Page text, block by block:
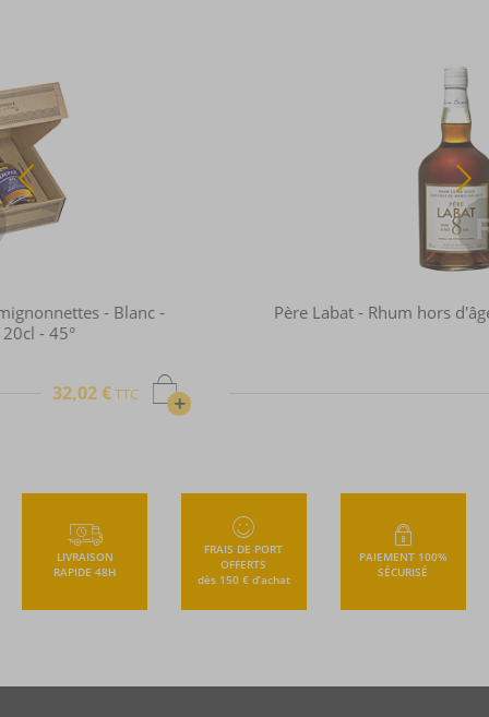
Père Labat - Rhum hors d'âge - 8 ans - 70cl - 42°
LIVRAISON
RAPIDE 48H
FRAIS DE PORT
OFFERTS
dès 150 € d’achat
PAIEMENT 100%
SÉCURISÉ